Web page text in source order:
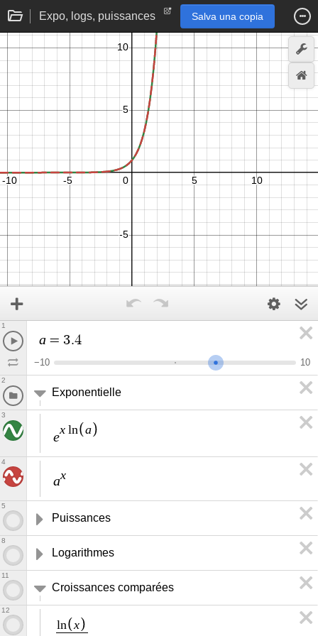
Expo, logs, puissances Salva una copia
a = 3.4
−10 10
1
Exponentielle
2
ex ln a
3
ax
4
Puissances
5
Logarithmes
8
Croissances comparées
11
ln x
12